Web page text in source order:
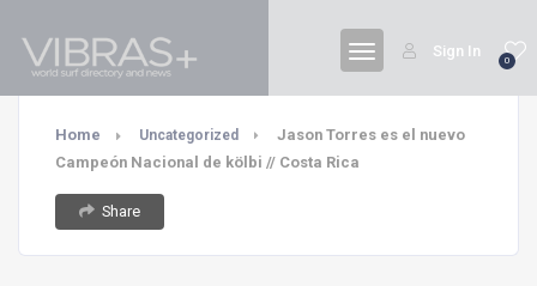
0
Sign In
Home Uncategorized
Jason Torres es el nuevo
Campeón Nacional de kölbi // Costa Rica
Share